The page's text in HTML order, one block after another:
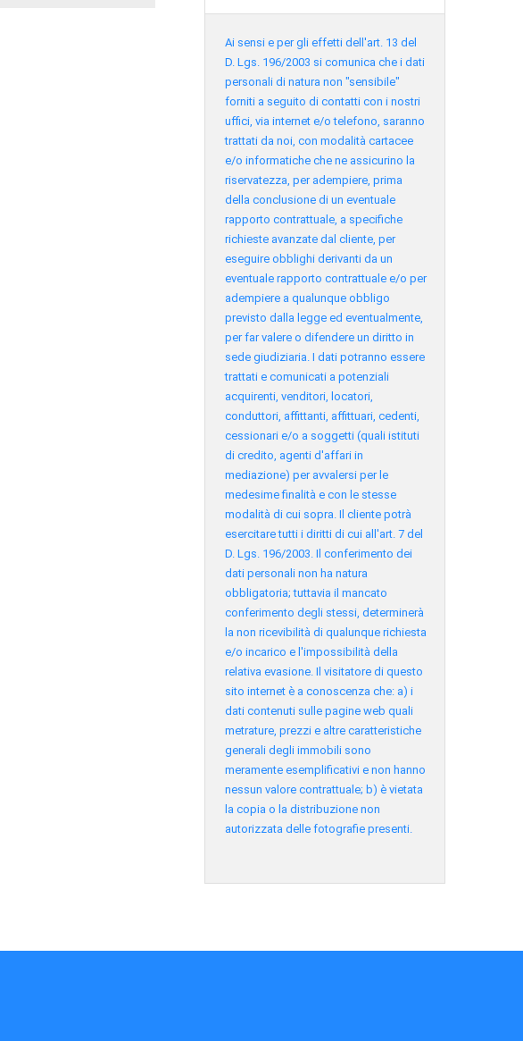
Ai sensi e per gli effetti dell'art. 13 del
D. Lgs. 196/2003 si comunica che i dati
personali di natura non "sensibile"
forniti a seguito di contatti con i nostri
uffici, via internet e/o telefono, saranno
trattati da noi, con modalità cartacee
e/o informatiche che ne assicurino la
riservatezza, per adempiere, prima
della conclusione di un eventuale
rapporto contrattuale, a specifiche
richieste avanzate dal cliente, per
eseguire obblighi derivanti da un
eventuale rapporto contrattuale e/o per
adempiere a qualunque obbligo
previsto dalla legge ed eventualmente,
per far valere o difendere un diritto in
sede giudiziaria. I dati potranno essere
trattati e comunicati a potenziali
acquirenti, venditori, locatori,
conduttori, affittanti, affittuari, cedenti,
cessionari e/o a soggetti (quali istituti
di credito, agenti d'affari in
mediazione) per avvalersi per le
medesime finalità e con le stesse
modalità di cui sopra. Il cliente potrà
esercitare tutti i diritti di cui all'art. 7 del
D. Lgs. 196/2003. Il conferimento dei
dati personali non ha natura
obbligatoria; tuttavia il mancato
conferimento degli stessi, determinerà
la non ricevibilità di qualunque richiesta
e/o incarico e l'impossibilità della
relativa evasione. Il visitatore di questo
sito internet è a conoscenza che: a) i
dati contenuti sulle pagine web quali
metrature, prezzi e altre caratteristiche
generali degli immobili sono
meramente esemplificativi e non hanno
nessun valore contrattuale; b) è vietata
la copia o la distribuzione non
autorizzata delle fotografie presenti.